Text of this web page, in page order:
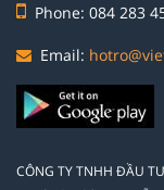
Phone: 084 283
Email:
CÔNG TY TNHH ĐẦU